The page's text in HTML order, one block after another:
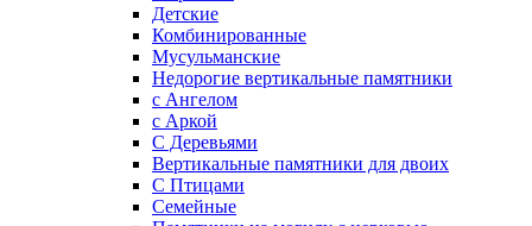
Детские
Комбинированные
Мусульманские
Недорогие вертикальные памятники
с Ангелом
с Аркой
С Деревьями
Вертикальные памятники для двоих
С Птицами
Семейные